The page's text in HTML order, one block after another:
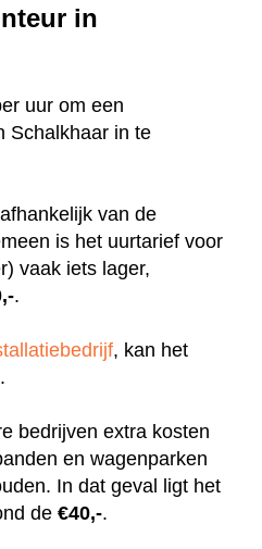
in
uur om een
Schalkhaar in te
van de
is het uurtarief voor
vaak iets lager,
.
, kan het
bedrijven extra kosten
en wagenparken
In dat geval ligt het
de €40,-.